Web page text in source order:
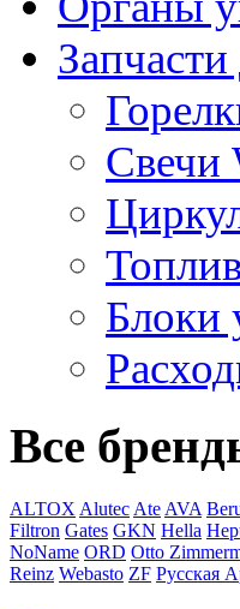
Свечи
Блоки
Все
ALTOX Alutec Ate AVA
Filtron Gates GKN Hella
NoName ORD Otto
Reinz Webasto ZF Русская